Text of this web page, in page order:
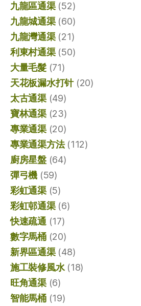
九龍區通渠(52)
九龍城通渠(60)
九龍灣通渠(21)
利東村通渠(50)
大量毛髮(71)
天花板漏水打针(20)
太古通渠(49)
寶林通渠(23)
專業通渠(20)
專業通渠方法(112)
廚房星盤(64)
彈弓機 (59)
彩虹通渠(5)
彩虹邨通渠(6)
快速疏通 (17)
數字馬桶(20)
新界區通渠(48)
施工裝修風水(18)
旺角通渠(6)
智能馬桶(19)